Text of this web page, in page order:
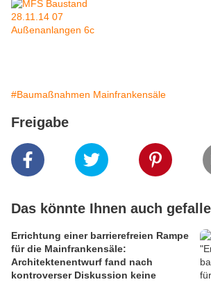
#Baumaßnahmen Mainfrankensäle
Freigabe
Das könnte Ihnen auch
Errichtung einer barrierefreien Rampe
für die Mainfrankensäle:
Architektenentwurf fand nach
kontroverser Diskussion keine